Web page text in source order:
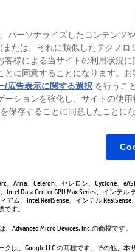
Arria、Celeron、セレロン、Cyclone、
Data Center GPU Max Series、インテ
アム、Intel RealSense、インテル
す。
Advanced Micro Devices, Inc.の商標です。
クは、Google LLC の商標です。その他
パーソナライズしたコンテンツ
または、それに類似したテクノ
客様による当サイトの利用状況に
とに同意することになります。
/広告表示に関する選択 を行うこ
ーションを強化し、サイトの使
保存することに同意したことにな